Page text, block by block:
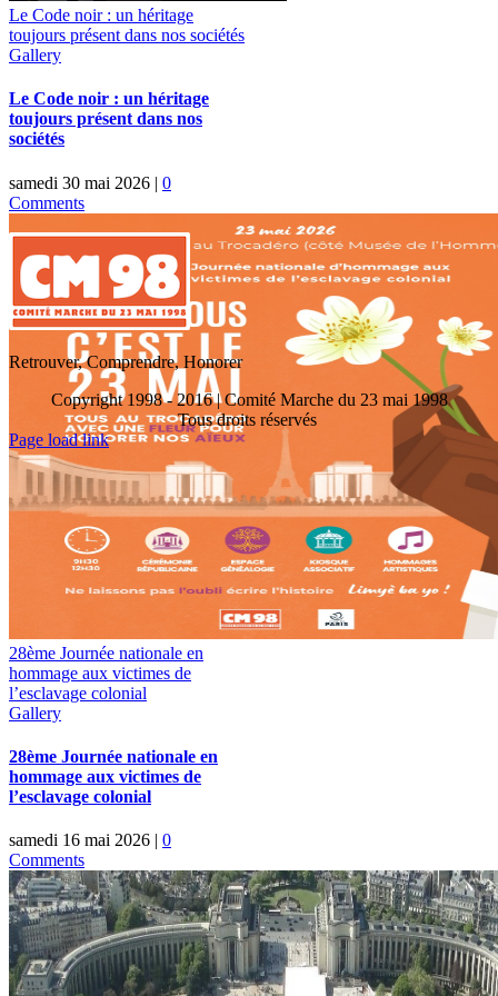
Le Code noir : un héritage
toujours présent dans nos sociétés
Gallery
Le Code noir : un héritage
toujours présent dans nos
sociétés
samedi 30 mai 2026 | 0
Comments
28ème Journée nationale en
hommage aux victimes de
l’esclavage colonial
Gallery
28ème Journée nationale en
hommage aux victimes de
l’esclavage colonial
samedi 16 mai 2026 | 0
Comments
Retrouver, Comprendre, Honorer
Copyright 1998 - 2016 | Comité Marche du 23 mai 1998
Tous droits réservés
Toggle
Sliding
Area
Page load link
Go
Top